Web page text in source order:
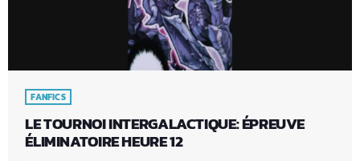
FANFICS
LE TOURNOI INTERGALACTIQUE: ÉPREUVE
ÉLIMINATOIRE HEURE 12